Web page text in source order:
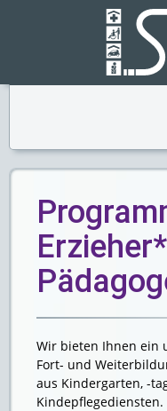
Wir bieten Ihnen ein
Fort- und
aus Kindergarten, -
Kindepflegediensten.